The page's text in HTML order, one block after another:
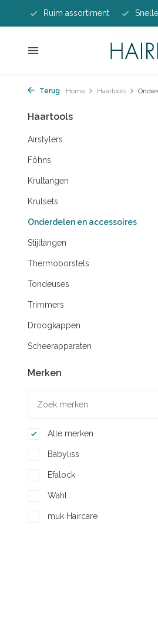
Ruim assortiment
Terug Home Haartools
Haartools
Airstylers
Föhns
Krultangen
Krulsets
Onderdelen en accessoires
Stijltangen
Thermoborstels
Tondeuses
Trimmers
Droogkappen
Scheerapparaten
Merken
Alle merken
Babyliss
Efalock
Wahl
muk Haircare